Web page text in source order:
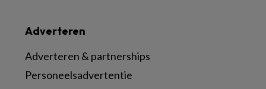
Adverteren
Adverteren & partnerships
Personeelsadvertentie